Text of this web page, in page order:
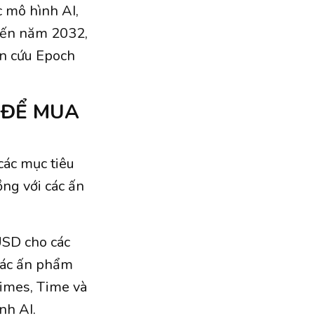
mô hình AI,
năm 2032,
cứu Epoch
MUA
mục tiêu
với các ấn
cho các
ấn phẩm
Time và
AI.